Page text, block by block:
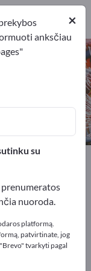
Gamintojai5
– Verslo
×
anksčiau
su
nuoroda.
platformą.
patvirtinate, jog
tvarkyti pagal